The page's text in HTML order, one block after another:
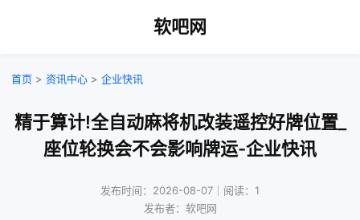
软吧网
首页 > 资讯中心 > 企业快讯
精于算计!全自动麻将机改装遥控好牌位置_
座位轮换会不会影响牌运-企业快讯
发布时间：2026-08-07｜阅读：1
发布者：软吧网